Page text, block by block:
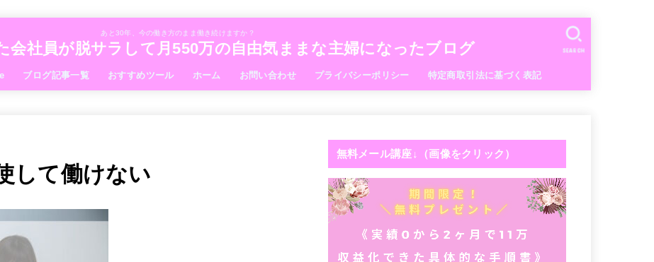
あと30年、今の働き方のまま働き続けますか？
会社員が脱サラして月550万の自由気ままな主婦になったブログ
ブログ記事一覧 おすすめツール ホーム お問い合わせ プライバシーポリシー 特定商取引法に基づく表記
SEARCH
して働けない
無料メール講座↓（画像をクリック）